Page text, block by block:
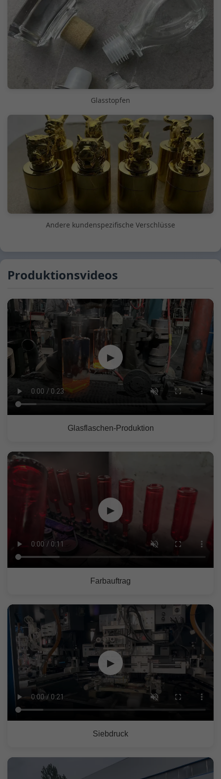
Glasstopfen
Andere kundenspezifische Verschlüsse
Produktionsvideos
▶
Glasflaschen-Produktion
▶
Farbauftrag
▶
Siebdruck